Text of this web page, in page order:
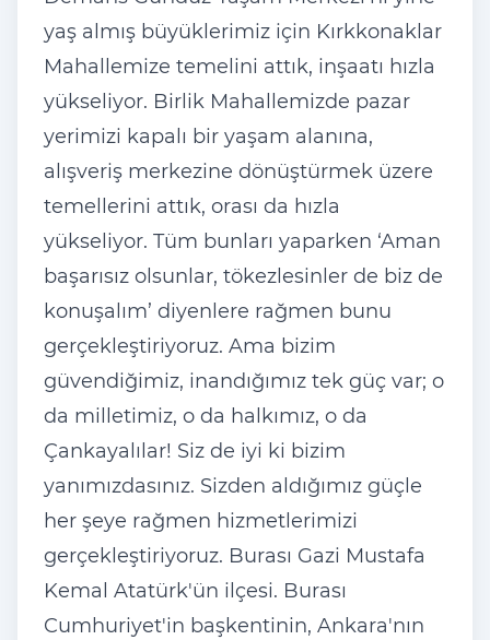
yaş almış büyüklerimiz için Kırkkonaklar
Mahallemize temelini attık, inşaatı hızla
yükseliyor. Birlik Mahallemizde pazar
yerimizi kapalı bir yaşam alanına,
alışveriş merkezine dönüştürmek üzere
temellerini attık, orası da hızla
yükseliyor. Tüm bunları yaparken ‘Aman
başarısız olsunlar, tökezlesinler de biz de
konuşalım’ diyenlere rağmen bunu
gerçekleştiriyoruz. Ama bizim
güvendiğimiz, inandığımız tek güç var; o
da milletimiz, o da halkımız, o da
Çankayalılar! Siz de iyi ki bizim
yanımızdasınız. Sizden aldığımız güçle
her şeye rağmen hizmetlerimizi
gerçekleştiriyoruz. Burası Gazi Mustafa
Kemal Atatürk'ün ilçesi. Burası
Cumhuriyet'in başkentinin, Ankara'nın